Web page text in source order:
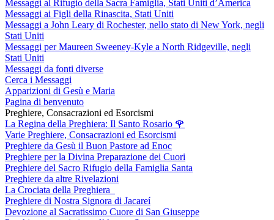
Messaggi al Rifugio della Sacra Famiglia, Stati Uniti d’America
Messaggi ai Figli della Rinascita, Stati Uniti
Messaggi a John Leary di Rochester, nello stato di New York, negli
Stati Uniti
Messaggi per Maureen Sweeney-Kyle a North Ridgeville, negli
Stati Uniti
Messaggi da fonti diverse
Cerca i Messaggi
Apparizioni di Gesù e Maria
Pagina di benvenuto
Preghiere, Consacrazioni ed Esorcismi
La Regina della Preghiera: Il Santo Rosario 🌹
Varie Preghiere, Consacrazioni ed Esorcismi
Preghiere da Gesù il Buon Pastore ad Enoc
Preghiere per la Divina Preparazione dei Cuori
Preghiere del Sacro Rifugio della Famiglia Santa
Preghiere da altre Rivelazioni
La Crociata della Preghiera
Preghiere di Nostra Signora di Jacareí
Devozione al Sacratissimo Cuore di San Giuseppe